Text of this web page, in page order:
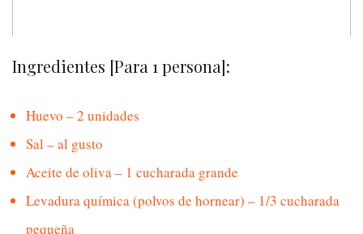
Ingredientes [Para 1 persona]:
Huevo – 2 unidades
Sal – al gusto
Aceite de oliva – 1 cucharada grande
Levadura química (polvos de hornear) – 1/3 cucharada
pequeña